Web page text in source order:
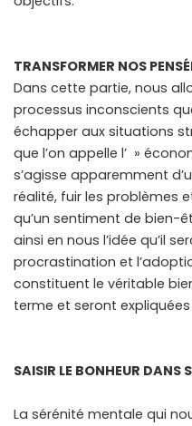
TRANSFORMER NOS
Dans cette partie, nous
processus inconscients
échapper aux situations
que l’on appelle l’ »
s’agisse apparemment
réalité, fuir les problèmes
qu’un sentiment de bien-
ainsi en nous l’idée qu’il
procrastination et
constituent le véritable
terme et seront
SAISIR LE BONHEUR DANS
La sérénité mentale qui